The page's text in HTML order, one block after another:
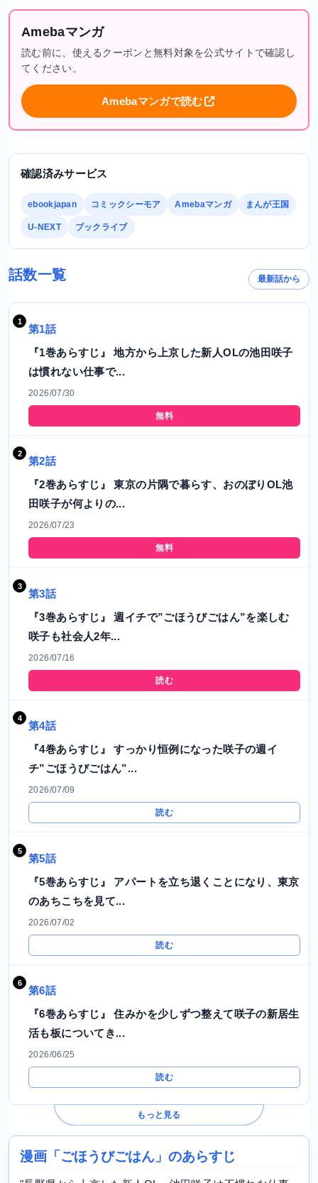
Amebaマンガ
読む前に、使えるクーポンと無料対象を公式サイトで確認し
てください。
Amebaマンガで読む
確認済みサービス
ebookjapan コミックシーモア Amebaマンガ まんが王国
U-NEXT ブックライブ
話数一覧 最新話から
第1話
『1巻あらすじ』 地方から上京した新人OLの池田咲子
は慣れない仕事で...
2026/07/30
無料
第2話
『2巻あらすじ』 東京の片隅で暮らす、おのぼりOL池
田咲子が何よりの...
2026/07/23
無料
第3話
『3巻あらすじ』 週イチで”ごほうびごはん”を楽しむ
咲子も社会人2年...
2026/07/16
読む
第4話
『4巻あらすじ』 すっかり恒例になった咲子の週イ
チ”ごほうびごはん”...
2026/07/09
読む
第5話
『5巻あらすじ』 アパートを立ち退くことになり、東京
のあちこちを見て...
2026/07/02
読む
第6話
『6巻あらすじ』 住みかを少しずつ整えて咲子の新居生
活も板についてき...
2026/06/25
読む
もっと見る
漫画「ごほうびごはん」のあらすじ